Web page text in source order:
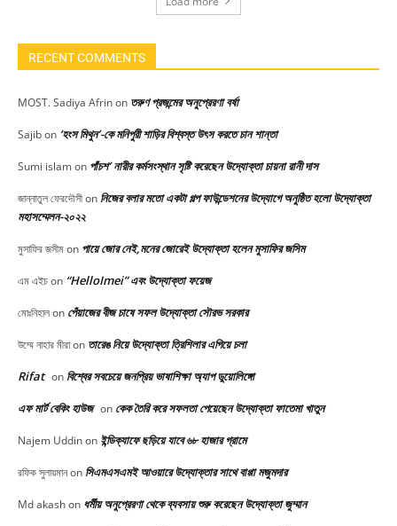
RECENT COMMENTS
MOST. Sadiya Afrinon তরুণ প্রজন্মের অনুপ্রেরণা বর্ষা
Sajibon ‘হংস মিথুন’-কে মনিপুরী শাড়ির বিশ্বস্ত উৎস করতে চান শান্তা
Sumi islamon পাঁচশ’ নারীর কর্মসংস্থান সৃষ্টি করেছেন উদ্যোক্তা চায়না রানী দাস
জান্নাতুল ফেরদৌসীon নিজের বলার মতো একটা গল্প ফাউন্ডেশনের উদ্যোগে অনুষ্ঠিত হলো উদ্যোক্তা
মহাসম্মেলন-২০২২
মুসাফির জসীমon পায়ে জোর নেই,মনের জোরেই উদ্যোক্তা হলেন মুসাফির জসিম
এম এইচon “HelloImei” এবং উদ্যোক্তা ফয়েজ
মোঃনিহালon পেঁয়াজের বীজ চাষে সফল উদ্যোক্তা সৌরভ সরকার
উম্মে নাহার মীরাon তারেঙ নিয়ে উদ্যোক্তা ত্রিশিলার এগিয়ে চলা
Rifat on বিশ্বের সবচেয়ে জনপ্রিয় ভাষাশিক্ষা অ্যাপ ডুয়োলিঙ্গো
এফ মার্ট বেকিং হাউজ on কেক তৈরি করে সফলতা পেয়েছেন উদ্যোক্তা ফাতেমা খাতুন
Najem Uddinon ইন্ডিক্যাফে ছড়িয়ে যাবে ৬৮ হাজার গ্রামে
রফিক সুলায়মানon সিএমএসএমই আওয়ারে উদ্যোক্তার সাথে বাপ্পা মজুমদার
Md akashon ধর্মীয় অনুপ্রেরণা থেকে ব্যবসায় শুরু করেছেন উদ্যোক্তা জুম্মান